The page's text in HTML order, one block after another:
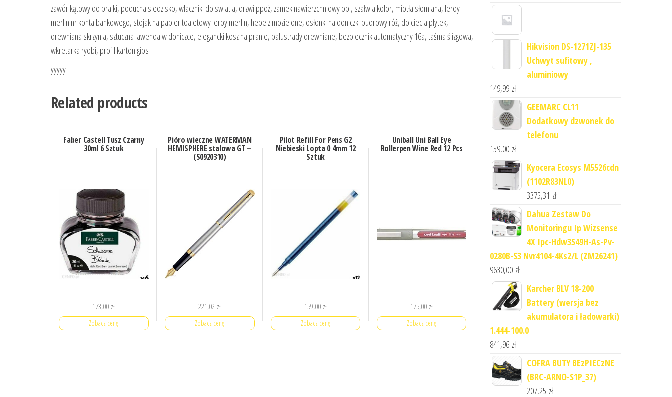
zawór kątowy do pralki, poducha siedzisko, wlaczniki do swiatla, drzwi ppoż, zamek nawierzchniowy obi, szałwia kolor, miotła słomiana, leroy
merlin nr konta bankowego, stojak na papier toaletowy leroy merlin, hebe zimozielone, osłonki na doniczki pudrowy róż, do ciecia plytek,
drewniana skrzynia, sztuczna lawenda w doniczce, elegancki kosz na pranie, balustrady drewniane, bezpiecznik automatyczny 16a, taśma ślizgowa,
wkretarka ryobi, profil karton gips
yyyyy
Related products
Faber Castell Tusz Czarny
30ml 6 Sztuk
173,00 zł
Zobacz cenę
Pióro wieczne WATERMAN
HEMISPHERE stalowa GT –
(S0920310)
221,02 zł
Zobacz cenę
Pilot Refill For Pens G2
Niebieski Lopta 0 4mm 12
Sztuk
159,00 zł
Zobacz cenę
Uniball Uni Ball Eye
Rollerpen Wine Red 12 Pcs
175,00 zł
Zobacz cenę
Hikvision DS-1271ZJ-135
Uchwyt sufitowy ,
aluminiowy
149,99 zł
GEEMARC CL11
Dodatkowy dzwonek do
telefonu
159,00 zł
Kyocera Ecosys M5526cdn
(1102R83NL0)
3375,31 zł
Dahua Zestaw Do
Monitoringu Ip Wizsense
4X Ipc-Hdw3549H-As-Pv-
0280B-S3 Nvr4104-4Ks2/L (ZM26241)
9630,00 zł
Karcher BLV 18-200
Battery (wersja bez
akumulatora i ładowarki)
1.444-100.0
841,96 zł
COFRA BUTY BEzPIECzNE
(BRC-ARNO-S1P_37)
207,25 zł